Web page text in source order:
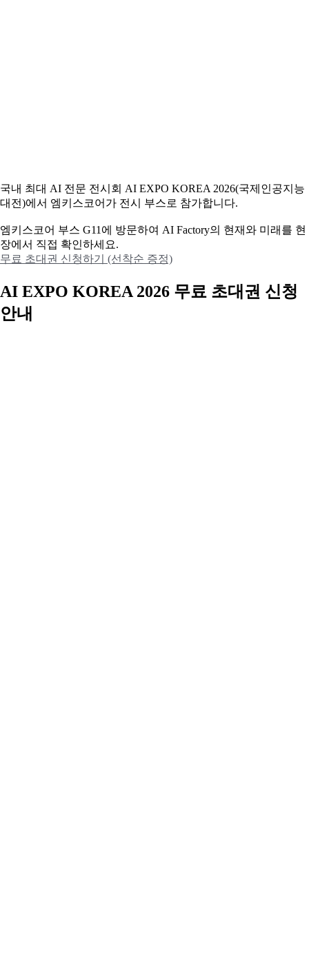
국내 최대 AI 전문 전시회 AI EXPO KOREA 2026(국제인공지능
대전)에서 엠키스코어가 전시 부스로 참가합니다.
엠키스코어 부스 G11에 방문하여 AI Factory의 현재와 미래를 현
장에서 직접 확인하세요.
무료 초대권 신청하기 (선착순 증정)
AI EXPO KOREA 2026 무료 초대권 신청
안내